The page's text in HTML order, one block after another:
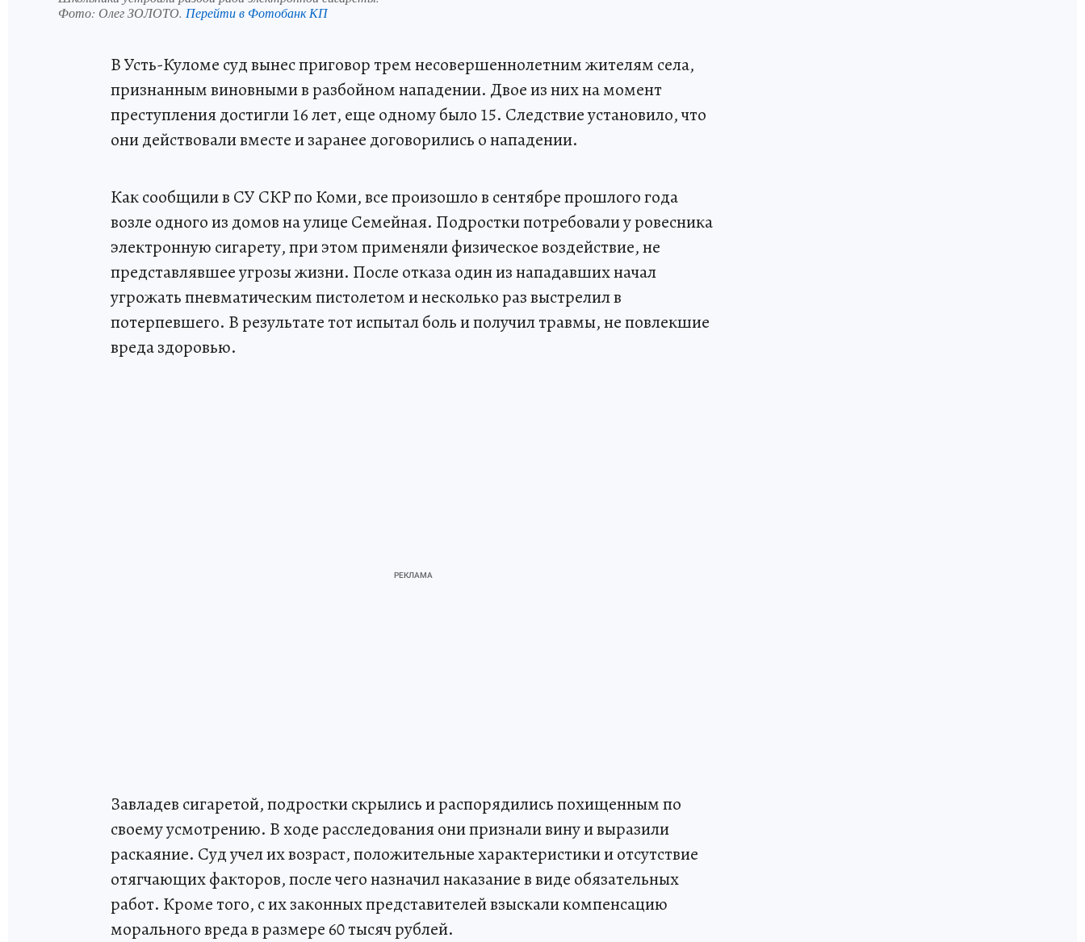
Фото: Олег ЗОЛОТО. Перейти в Фотобанк КП
В Усть-Куломе суд вынес приговор трем несовершеннолетним жителям села,
признанным виновными в разбойном нападении. Двое из них на момент
преступления достигли 16 лет, еще одному было 15. Следствие установило, что
они действовали вместе и заранее договорились о нападении.
Как сообщили в СУ СКР по Коми, все произошло в сентябре прошлого года
возле одного из домов на улице Семейная. Подростки потребовали у ровесника
электронную сигарету, при этом применяли физическое воздействие, не
представлявшее угрозы жизни. После отказа один из нападавших начал
угрожать пневматическим пистолетом и несколько раз выстрелил в
потерпевшего. В результате тот испытал боль и получил травмы, не повлекшие
вреда здоровью.
Завладев сигаретой, подростки скрылись и распорядились похищенным по
своему усмотрению. В ходе расследования они признали вину и выразили
раскаяние. Суд учел их возраст, положительные характеристики и отсутствие
отягчающих факторов, после чего назначил наказание в виде обязательных
работ. Кроме того, с их законных представителей взыскали компенсацию
морального вреда в размере 60 тысяч рублей.